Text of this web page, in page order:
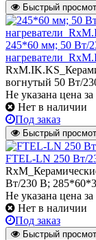
Быстрый
245*60 мм; 50 Вт/
вогнутый 50 Вт/
Не указана цена за
Нет в наличии
Под заказ
Быстрый
FTEL-LN 250 Вт/
Вт/230 В;
Не указана цена за
Нет в наличии
Под заказ
Быстрый